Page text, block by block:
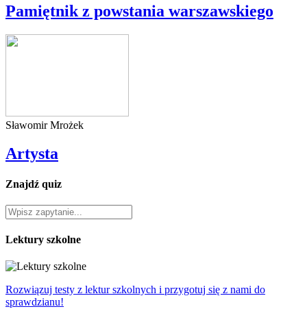
Pamiętnik z powstania warszawskiego
Sławomir Mrożek
Artysta
Znajdź quiz
Lektury szkolne
Rozwiązuj testy z lektur szkolnych i przygotuj się z nami do
sprawdzianu!